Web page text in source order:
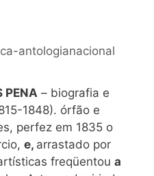
antologianacional
PENA – biografia e
1848). órfão e
perfez em 1835 o
e, arrastado por
freqüentou a